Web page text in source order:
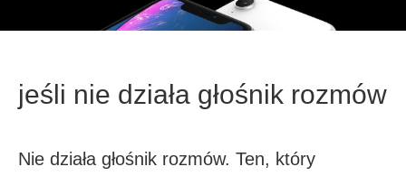
jeśli nie działa głośnik rozmów
Nie działa głośnik rozmów. Ten, który